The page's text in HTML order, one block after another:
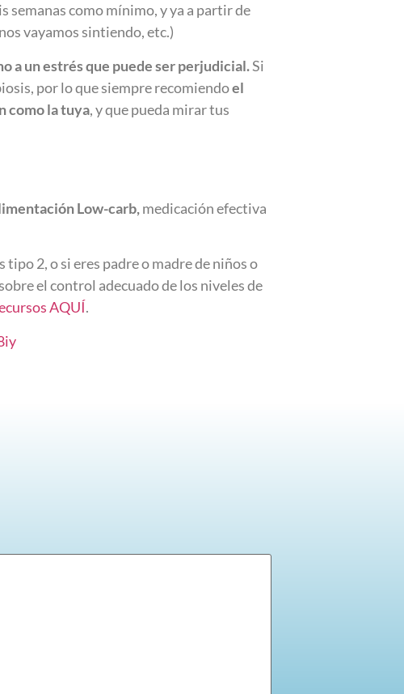
semanas como mínimo, y ya a partir de
vayamos sintiendo, etc.)
a un estrés que puede ser perjudicial.Si
por lo que siempre recomiendoel
como la tuya, y que pueda mirar tus
Low-carb, medicación efectiva
2, o si eres padre o madre de niños o
el control adecuado de los niveles de
AQUÍ.